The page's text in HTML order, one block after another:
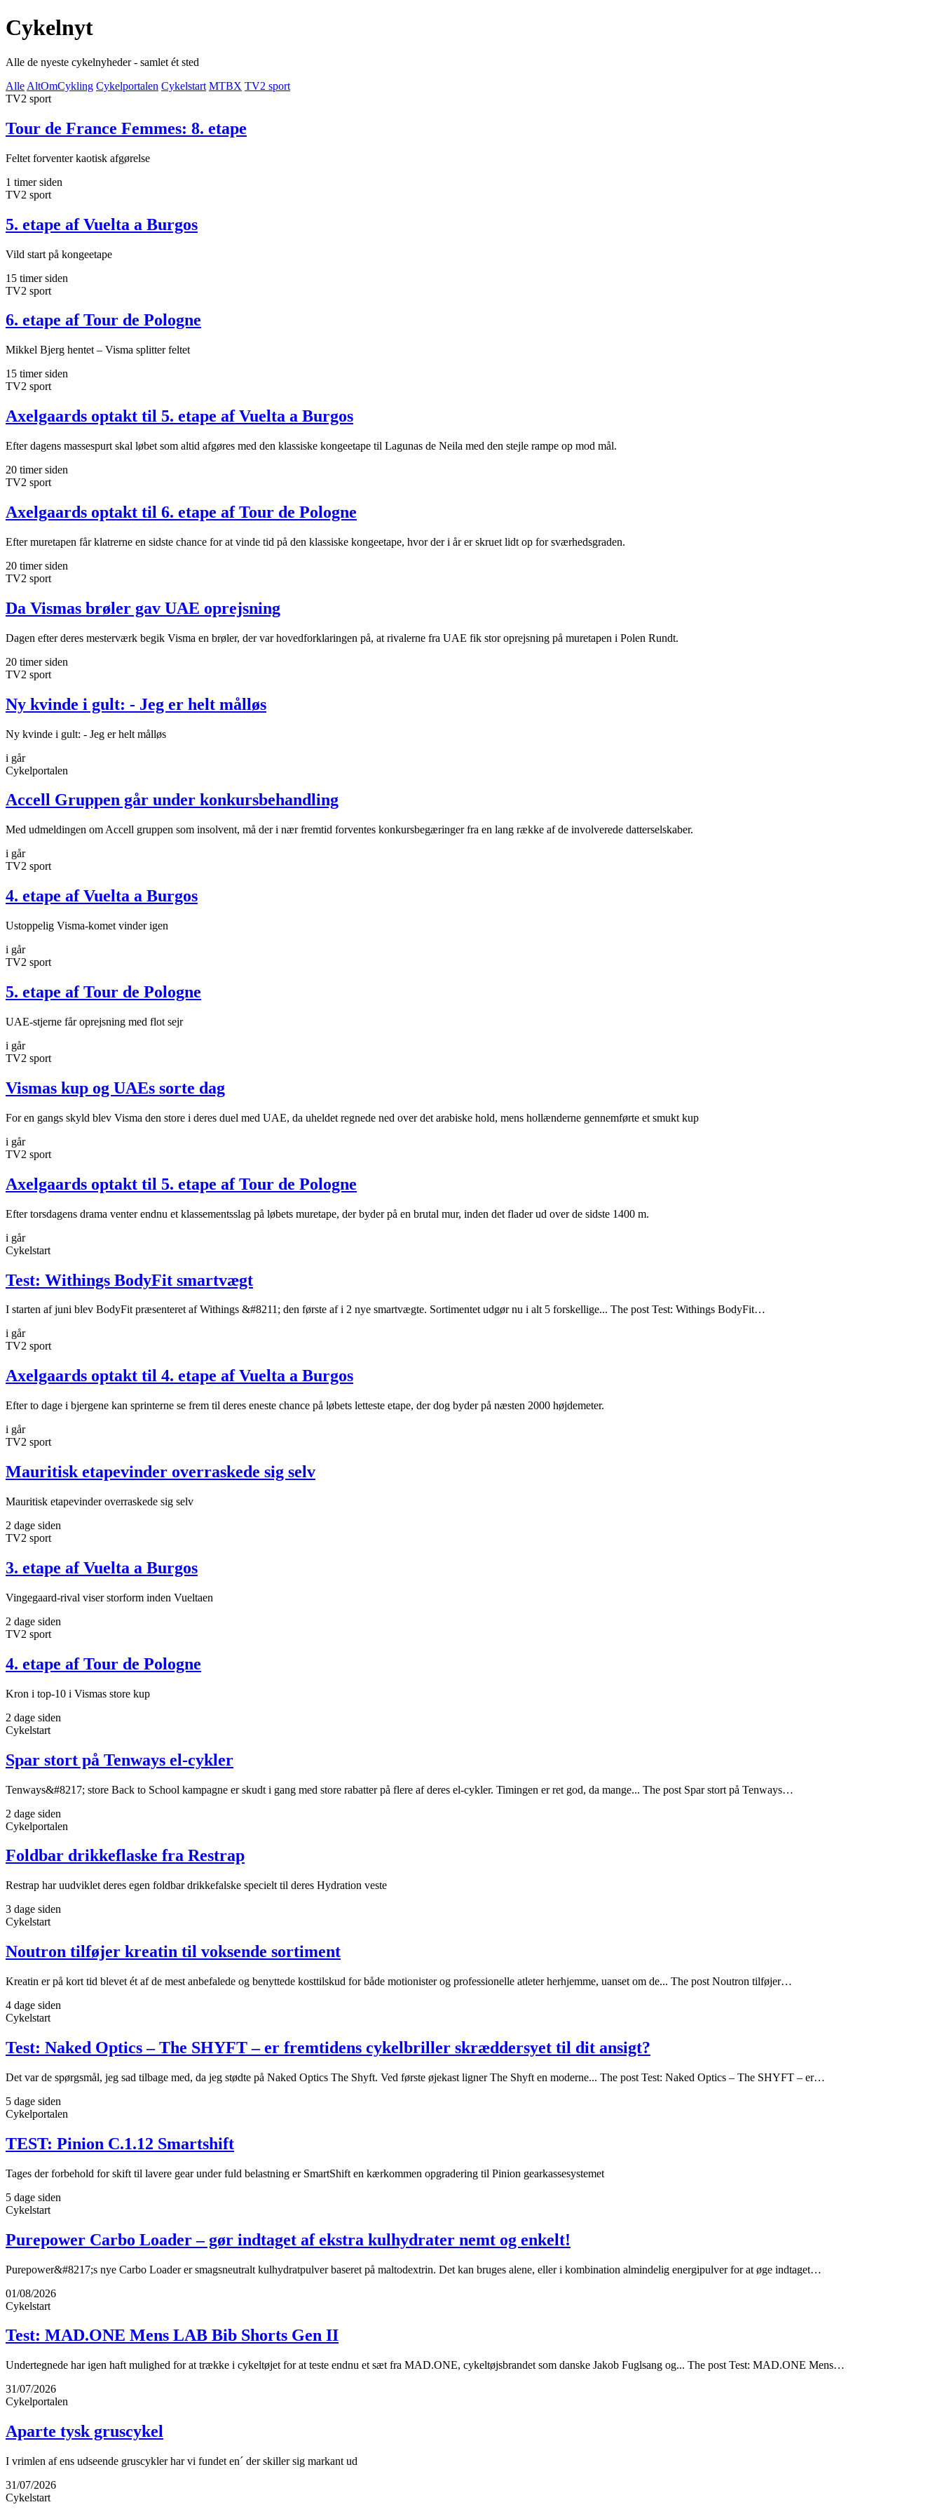
Cykelnyt
Alle de nyeste cykelnyheder - samlet ét sted
Alle AltOmCykling Cykelportalen Cykelstart MTBX TV2 sport
TV2 sport
Tour de France Femmes: 8. etape
Feltet forventer kaotisk afgørelse
1 timer siden
TV2 sport
5. etape af Vuelta a Burgos
Vild start på kongeetape
15 timer siden
TV2 sport
6. etape af Tour de Pologne
Mikkel Bjerg hentet – Visma splitter feltet
15 timer siden
TV2 sport
Axelgaards optakt til 5. etape af Vuelta a Burgos
Efter dagens massespurt skal løbet som altid afgøres med den klassiske kongeetape til Lagunas de Neila med den stejle rampe op mod mål.
20 timer siden
TV2 sport
Axelgaards optakt til 6. etape af Tour de Pologne
Efter muretapen får klatrerne en sidste chance for at vinde tid på den klassiske kongeetape, hvor der i år er skruet lidt op for sværhedsgraden.
20 timer siden
TV2 sport
Da Vismas brøler gav UAE oprejsning
Dagen efter deres mesterværk begik Visma en brøler, der var hovedforklaringen på, at rivalerne fra UAE fik stor oprejsning på muretapen i Polen Rundt.
20 timer siden
TV2 sport
Ny kvinde i gult: - Jeg er helt målløs
Ny kvinde i gult: - Jeg er helt målløs
i går
Cykelportalen
Accell Gruppen går under konkursbehandling
Med udmeldingen om Accell gruppen som insolvent, må der i nær fremtid forventes konkursbegæringer fra en lang række af de involverede datterselskaber.
i går
TV2 sport
4. etape af Vuelta a Burgos
Ustoppelig Visma-komet vinder igen
i går
TV2 sport
5. etape af Tour de Pologne
UAE-stjerne får oprejsning med flot sejr
i går
TV2 sport
Vismas kup og UAEs sorte dag
For en gangs skyld blev Visma den store i deres duel med UAE, da uheldet regnede ned over det arabiske hold, mens hollænderne gennemførte et smukt kup
i går
TV2 sport
Axelgaards optakt til 5. etape af Tour de Pologne
Efter torsdagens drama venter endnu et klassementsslag på løbets muretape, der byder på en brutal mur, inden det flader ud over de sidste 1400 m.
i går
Cykelstart
Test: Withings BodyFit smartvægt
I starten af juni blev BodyFit præsenteret af Withings &#8211; den første af i 2 nye smartvægte. Sortimentet udgør nu i alt 5 forskellige... The post Test: Withings BodyFit…
i går
TV2 sport
Axelgaards optakt til 4. etape af Vuelta a Burgos
Efter to dage i bjergene kan sprinterne se frem til deres eneste chance på løbets letteste etape, der dog byder på næsten 2000 højdemeter.
i går
TV2 sport
Mauritisk etapevinder overraskede sig selv
Mauritisk etapevinder overraskede sig selv
2 dage siden
TV2 sport
3. etape af Vuelta a Burgos
Vingegaard-rival viser storform inden Vueltaen
2 dage siden
TV2 sport
4. etape af Tour de Pologne
Kron i top-10 i Vismas store kup
2 dage siden
Cykelstart
Spar stort på Tenways el-cykler
Tenways&#8217; store Back to School kampagne er skudt i gang med store rabatter på flere af deres el-cykler. Timingen er ret god, da mange... The post Spar stort på Tenways…
2 dage siden
Cykelportalen
Foldbar drikkeflaske fra Restrap
Restrap har uudviklet deres egen foldbar drikkefalske specielt til deres Hydration veste
3 dage siden
Cykelstart
Noutron tilføjer kreatin til voksende sortiment
Kreatin er på kort tid blevet ét af de mest anbefalede og benyttede kosttilskud for både motionister og professionelle atleter herhjemme, uanset om de... The post Noutron tilføjer…
4 dage siden
Cykelstart
Test: Naked Optics – The SHYFT – er fremtidens cykelbriller skræddersyet til dit ansigt?
Det var de spørgsmål, jeg sad tilbage med, da jeg stødte på Naked Optics The Shyft. Ved første øjekast ligner The Shyft en moderne... The post Test: Naked Optics – The SHYFT – er…
5 dage siden
Cykelportalen
TEST: Pinion C.1.12 Smartshift
Tages der forbehold for skift til lavere gear under fuld belastning er SmartShift en kærkommen opgradering til Pinion gearkassesystemet
5 dage siden
Cykelstart
Purepower Carbo Loader – gør indtaget af ekstra kulhydrater nemt og enkelt!
Purepower&#8217;s nye Carbo Loader er smagsneutralt kulhydratpulver baseret på maltodextrin. Det kan bruges alene, eller i kombination almindelig energipulver for at øge indtaget…
01/08/2026
Cykelstart
Test: MAD.ONE Mens LAB Bib Shorts Gen II
Undertegnede har igen haft mulighed for at trække i cykeltøjet for at teste endnu et sæt fra MAD.ONE, cykeltøjsbrandet som danske Jakob Fuglsang og... The post Test: MAD.ONE Mens…
31/07/2026
Cykelportalen
Aparte tysk gruscykel
I vrimlen af ens udseende gruscykler har vi fundet en´ der skiller sig markant ud
31/07/2026
Cykelstart